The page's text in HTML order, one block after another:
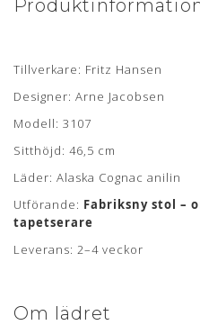
Mangler du en ny polstring til
Om læderet
Anilin læder er en eksklusiv
det bedste sorteringsniveau
Læderet har en naturlig rå,
bidrager til en fremragende
eksklusive udseende.
Anilin læder kan variere i
forekomme naturlige mærker
Tillverkare: Fritz Hansen
Designer: Arne Jacobsen
Modell: 3107
Sitthöjd: 46,5 cm
Läder: Alaska Cognac anilin
Utförande: Fabriksny stol –
tapetserare
Leverans: 2–4 veckor
Om lädret